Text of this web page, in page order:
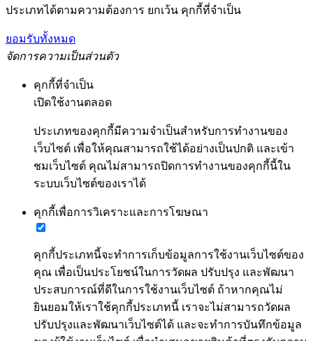
ประเภทได้ตามความต้องการ ยกเว้น คุกกี้ที่จำเป็น
ยอมรับทั้งหมด
จัดการความเป็นส่วนตัว
คุกกี้ที่จำเป็น
เปิดใช้งานตลอด
ประเภทของคุกกี้มีความจำเป็นสำหรับการทำงานของ
เว็บไซต์ เพื่อให้คุณสามารถใช้ได้อย่างเป็นปกติ และเข้า
ชมเว็บไซต์ คุณไม่สามารถปิดการทำงานของคุกกี้นี้ใน
ระบบเว็บไซต์ของเราได้
คุกกี้เพื่อการวิเคราะและการโฆษณา
คุกกี้ประเภทนี้จะทำการเก็บข้อมูลการใช้งานเว็บไซต์ของ
คุณ เพื่อเป็นประโยชน์ในการวัดผล ปรับปรุง และพัฒนา
ประสบการณ์ที่ดีในการใช้งานเว็บไซต์ ถ้าหากคุณไม่
ยินยอมให้เราใช้คุกกี้ประเภทนี้ เราจะไม่สามารถวัดผล
ปรับปรุงและพัฒนาเว็บไซต์ได้ และจะทำการบันทึกข้อมูล